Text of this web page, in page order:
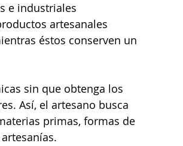
e industriales
artesanales
éstos conserven un
sin que obtenga los
Así, el artesano busca
primas, formas de